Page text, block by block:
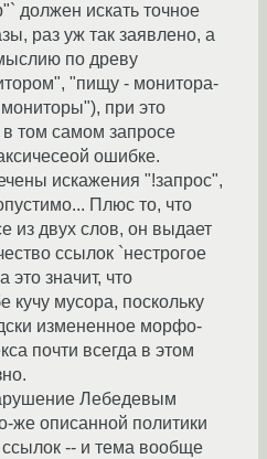
должен искать точное
раз уж так заявлено, а
по древу
"пищу - монитора-
при это
в том самом запросе
ошибке.
искажения "!запрос",
Плюс то, что
из двух слов, он выдает
ссылок `нестрогое
это значит, что
кучу мусора, поскольку
измененное морфо-
почти всегда в этом
Лебедевым
же описанной политики
-- и тема вообще